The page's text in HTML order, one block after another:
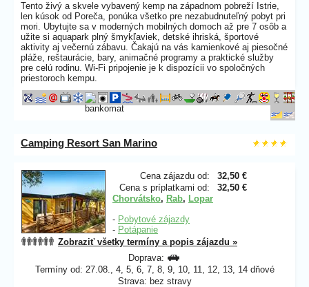
Tento živý a skvele vybavený kemp na západnom pobreží Istrie,
len kúsok od Poreča, ponúka všetko pre nezabudnuteľný pobyt pri
mori. Ubytujte sa v moderných mobilných domoch až pre 7 osôb a
užite si aquapark plný šmykľaviek, detské ihriská, športové
aktivity aj večernú zábavu. Čakajú na vás kamienkové aj piesočné
pláže, reštaurácie, bary, animačné programy a praktické služby
pre celú rodinu. Wi-Fi pripojenie je k dispozícii vo spoločných
priestoroch kempu.
Camping Resort San Marino
Cena zájazdu od:
32,50 €
Cena s príplatkami od:
32,50 €
Chorvátsko, Rab, Lopar
- Pobytové zájazdy
- Potápanie
Zobraziť všetky termíny a popis zájazdu »
Doprava:
Termíny od: 27.08., 4, 5, 6, 7, 8, 9, 10, 11, 12, 13, 14 dňové
Strava: bez stravy